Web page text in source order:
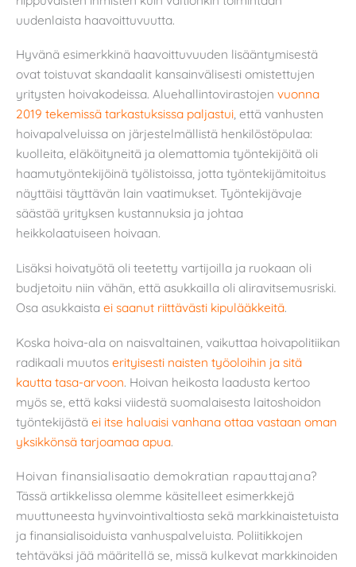
uudenlaista haavoittuvuutta.
Hyvänä esimerkkinä haavoittuvuuden lisääntymisestä
ovat toistuvat skandaalit kansainvälisesti omistettujen
yritysten hoivakodeissa. Aluehallintovirastojen vuonna
2019 tekemissä tarkastuksissa paljastui, että vanhusten
hoivapalveluissa on järjestelmällistä henkilöstöpulaa:
kuolleita, eläköityneitä ja olemattomia työntekijöitä oli
haamutyöntekijöinä työlistoissa, jotta työntekijämitoitus
näyttäisi täyttävän lain vaatimukset. Työntekijävaje
säästää yrityksen kustannuksia ja johtaa
heikkolaatuiseen hoivaan.
Lisäksi hoivatyötä oli teetetty vartijoilla ja ruokaan oli
budjetoitu niin vähän, että asukkailla oli aliravitsemusriski.
Osa asukkaista ei saanut riittävästi kipulääkkeitä.
Koska hoiva-ala on naisvaltainen, vaikuttaa hoivapolitiikan
radikaali muutos erityisesti naisten työoloihin ja sitä
kautta tasa-arvoon. Hoivan heikosta laadusta kertoo
myös se, että kaksi viidestä suomalaisesta laitoshoidon
työntekijästä ei itse haluaisi vanhana ottaa vastaan oman
yksikkönsä tarjoamaa apua.
Hoivan finansialisaatio demokratian rapauttajana?
Tässä artikkelissa olemme käsitelleet esimerkkejä
muuttuneesta hyvinvointivaltiosta sekä markkinaistetuista
ja finansialisoiduista vanhuspalveluista. Poliitikkojen
tehtäväksi jää määritellä se, missä kulkevat markkinoiden